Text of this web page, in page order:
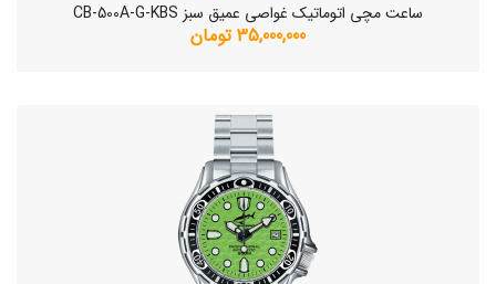
ساعت مچی اتوماتیک غواصی عمیق سبز CB-500A-G-KBS
35,000,000 تومان